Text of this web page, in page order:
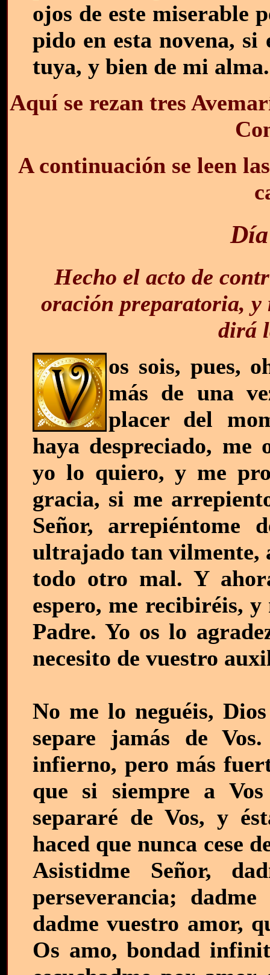
ojos de este miserable
pido en esta novena,
tuya, y bien de mi
Aquí se rezan tres
A continuación se leen
Hecho el acto de
oración preparatoria, y
dirá
os sois, pues,
más de una
placer del
haya despreciado, me
yo lo quiero, y me
gracia, si me
Señor, arrepiéntome
ultrajado tan vilmente,
todo otro mal. Y
espero, me recibiréis,
Padre. Yo os lo
necesito de vuestro
No me lo neguéis,
separe jamás de
infierno, pero más
que si siempre a
separaré de Vos, y
haced que nunca cese
Asistidme Señor,
perseverancia;
dadme vuestro amor,
Os amo, bondad